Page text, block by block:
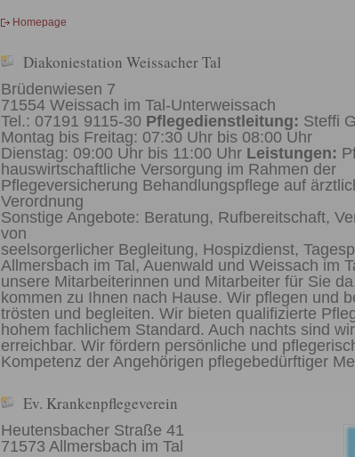
Homepage
Diakoniestation Weissacher Tal
Brüdenwiesen 7
71554 Weissach im Tal-Unterweissach
Tel.: 07191 9115-30 Pflegedienstleitung: Steffi
Montag bis Freitag: 07:30 Uhr bis 08:00 Uhr
Dienstag: 09:00 Uhr bis 11:00 Uhr Leistungen:
hauswirtschaftliche Versorgung im Rahmen der
Pflegeversicherung Behandlungspflege auf
Verordnung
Sonstige Angebote: Beratung, Rufbereitschaft,
von
seelsorgerlicher Begleitung, Hospizdienst,
Allmersbach im Tal, Auenwald und Weissach im
unsere Mitarbeiterinnen und Mitarbeiter für Sie
kommen zu Ihnen nach Hause. Wir pflegen und
trösten und begleiten. Wir bieten qualifizierte
hohem fachlichem Standard. Auch nachts sind
erreichbar. Wir fördern persönliche und
Kompetenz der Angehörigen pflegebedürftiger
Ev. Krankenpflegeverein
Heutensbacher Straße 41
71573 Allmersbach im Tal